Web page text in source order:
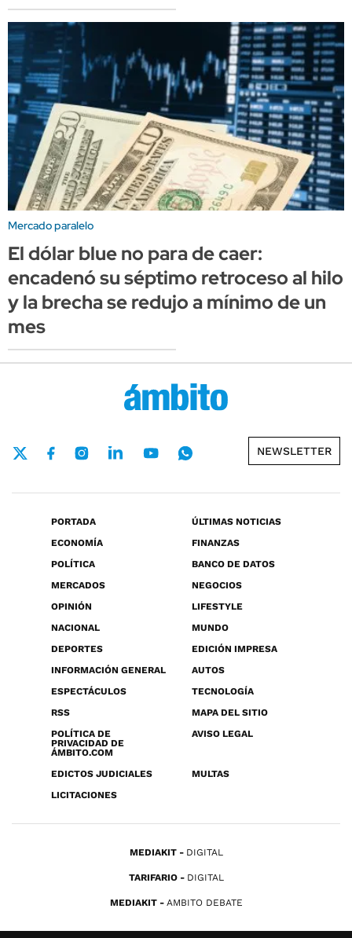
Mercado paralelo
El dólar blue no para de caer:
encadenó su séptimo retroceso al hilo
y la brecha se redujo a mínimo de un
mes
NEWSLETTER
PORTADA
ÚLTIMAS NOTICIAS
ECONOMÍA
FINANZAS
POLÍTICA
BANCO DE DATOS
MERCADOS
NEGOCIOS
OPINIÓN
LIFESTYLE
NACIONAL
MUNDO
DEPORTES
EDICIÓN IMPRESA
INFORMACIÓN GENERAL
AUTOS
ESPECTÁCULOS
TECNOLOGÍA
RSS
MAPA DEL SITIO
POLÍTICA DE
PRIVACIDAD DE
ÁMBITO.COM
AVISO LEGAL
EDICTOS JUDICIALES
MULTAS
LICITACIONES
MEDIAKIT DIGITAL
TARIFARIO DIGITAL
MEDIAKIT AMBITO DEBATE